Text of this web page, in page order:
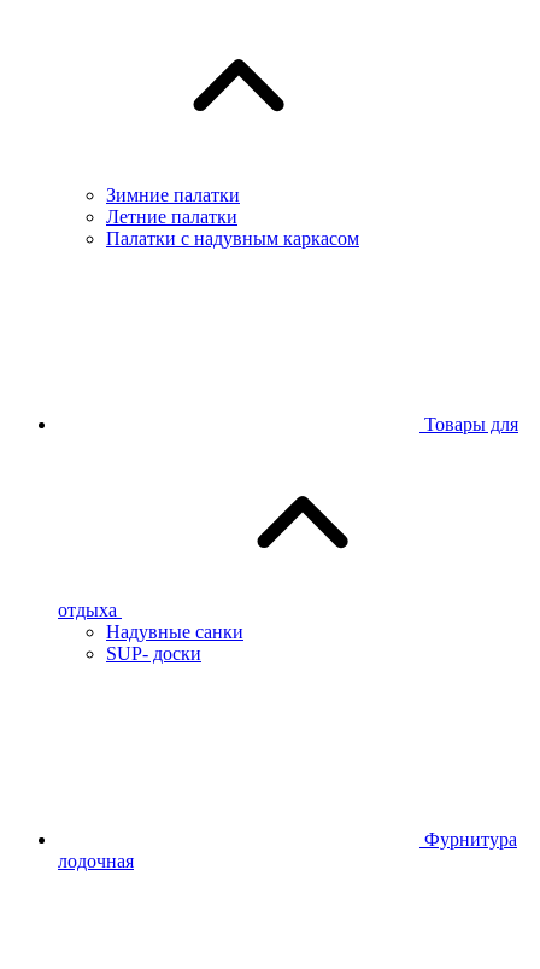
Зимние палатки
Летние палатки
Палатки с надувным каркасом
Товары для
отдыха
Надувные санки
SUP- доски
Фурнитура
лодочная